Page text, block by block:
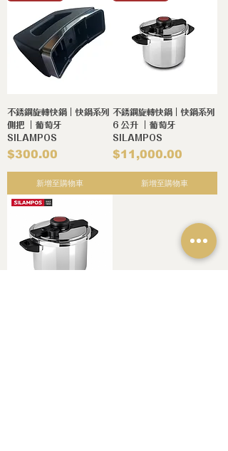
不銹鋼旋轉快鍋｜快鍋系列
側把 ｜葡萄牙
SILAMPOS
價格
$300.00
新增至購物車
不銹鋼旋轉快鍋｜快鍋系列
6 公升 ｜葡萄牙
SILAMPOS
價格
$11,000.00
新增至購物車